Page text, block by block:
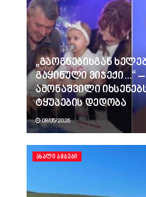
„გაოგნებისგან
გაყინული ვიჯექი…“
ამონაშვილი
ტყუპების დედობა
08/05/2026
ᲐᲮᲐᲚᲘ ᲐᲛᲑᲔᲑᲘ